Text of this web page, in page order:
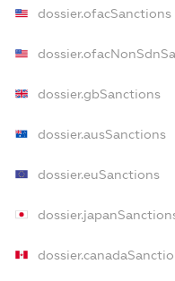
dossier.ofacSanctions
dossier.gbSanctions
dossier.ausSanctions
dossier.euSanctions